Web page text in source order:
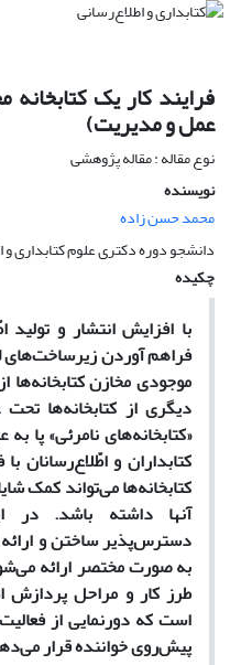
فرایند کار یک کتابخانه
عمل و مدیریت)
نوع مقاله : مقاله پژوهشی
نویسنده
محمد حسن زاده
دانشجو دوره دکتری علوم کتابداری و
چکیده
با افزایش انتشار و
فراهم آوردن
موجودی مخازن کتابخانه‌ها
دیگری از کتابخانه‌ها تحت
«کتابخانه‌های نامرئی» پا
کتابداران و اطّلاع‌رسانان
کتابخانه‌ها می‌تواند کمک
آنها داشته باشد. در
دسترس‌پذیر ساختن و ارائه
به صورت مختصر ارائه
طرز کار و مراحل پردازش
است که دورنمایی از
پیش‌روی خواننده قرار